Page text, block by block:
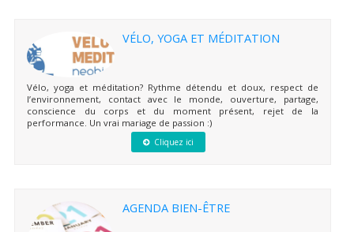
VÉLO, YOGA ET MÉDITATION
Vélo, yoga et méditation? Rythme détendu et doux, respect de
l’environnement, contact avec le monde, ouverture, partage,
conscience du corps et du moment présent, rejet de la
performance. Un vrai mariage de passion :)
Cliquez ici
AGENDA BIEN-ÊTRE